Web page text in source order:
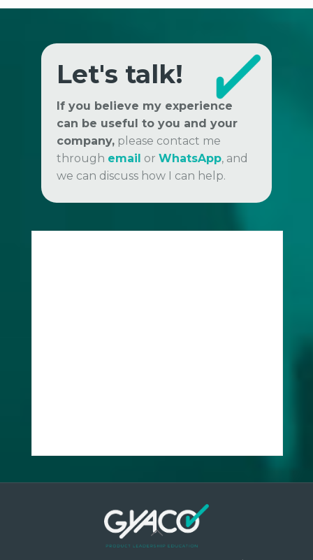
Let's talk!
If you believe my experience
can be useful to you and your
company, please contact me
through email or WhatsApp, and
we can discuss how I can help.